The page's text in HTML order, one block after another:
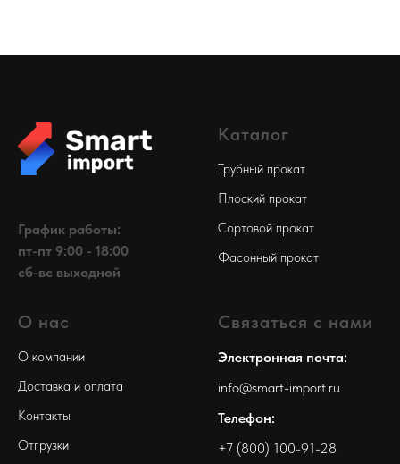
График работы:
пт-пт 9:00 - 18:00
сб-вс выходной
Каталог
Трубный прокат
Плоский прокат
Сортовой прокат
Фасонный прокат
О нас
О компании
Доставка и оплата
Контакты
Отгрузки
Связаться с нами
Электронная почта:
info@smart-import.ru
Телефон:
+7 (800) 100-91-28